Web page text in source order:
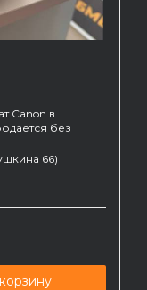
Canon в
без
66)